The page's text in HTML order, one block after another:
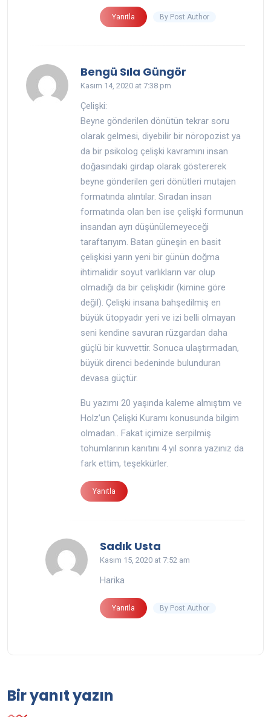
Yanıtla By Post Author
Bengü Sıla Güngör
Kasım 14, 2020 at 7:38 pm
Çelişki:
Beyne gönderilen dönütün tekrar soru
olarak gelmesi, diyebilir bir nöropozist ya
da bir psikolog çelişki kavramını insan
doğasındaki girdap olarak göstererek
beyne gönderilen geri dönütleri mutajen
formatında alıntılar. Sıradan insan
formatında olan ben ise çelişki formunun
insandan ayrı düşünülemeyeceği
taraftarıyım. Batan güneşin en basit
çelişkisi yarın yeni bir günün doğma
ihtimalidir soyut varlıkların var olup
olmadığı da bir çelişkidir (kimine göre
değil). Çelişki insana bahşedilmiş en
büyük ütopyadır yeri ve izi belli olmayan
seni kendine savuran rüzgardan daha
güçlü bir kuvvettir. Sonuca ulaştırmadan,
büyük direnci bedeninde bulunduran
devasa güçtür.
Bu yazımı 20 yaşında kaleme almıştım ve
Holz’un Çelişki Kuramı konusunda bilgim
olmadan.. Fakat içimize serpilmiş
tohumlarının kanıtını 4 yıl sonra yazınız da
fark ettim, teşekkürler.
Yanıtla
Sadık Usta
Kasım 15, 2020 at 7:52 am
Harika
Yanıtla By Post Author
Bir yanıt yazın